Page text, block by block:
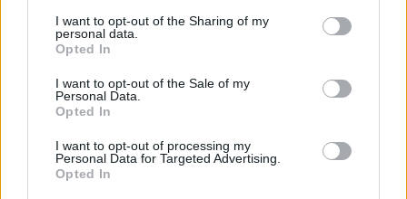
I want to opt-out of the Sharing of my
personal data.
Opted In
I want to opt-out of the Sale of my
Personal Data.
Opted In
I want to opt-out of processing my
Personal Data for Targeted Advertising.
Opted In
και μάθετε πρώτοι τα πιο hot νέα
ειδήσεωντου E-Daily.gr